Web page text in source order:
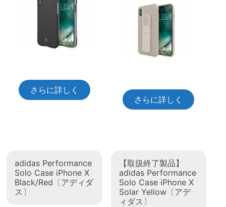
さらに詳しく
さらに詳しく
adidas Performance
Solo Case iPhone X
Black/Red〔アディダ
ス〕
【取扱終了製品】
adidas Performance
Solo Case iPhone X
Solar Yellow〔アデ
ィダス〕